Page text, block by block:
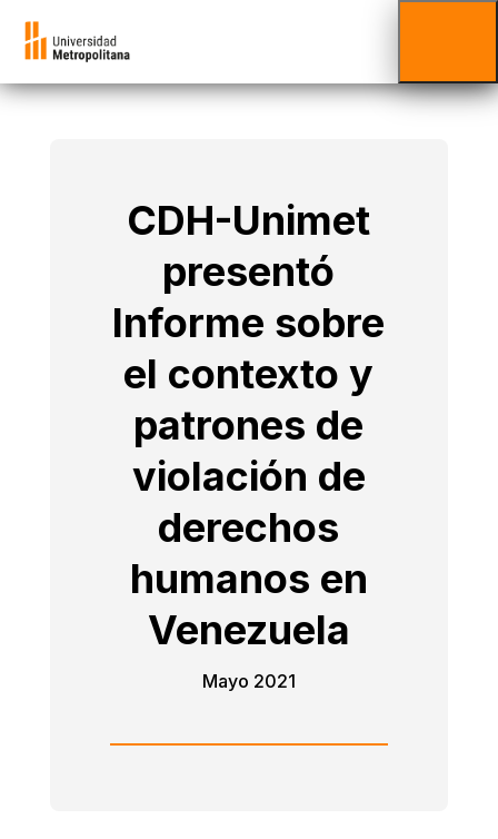
CDH-Unimet
presentó
Informe sobre
el contexto y
patrones de
violación de
derechos
humanos en
Venezuela
Mayo 2021